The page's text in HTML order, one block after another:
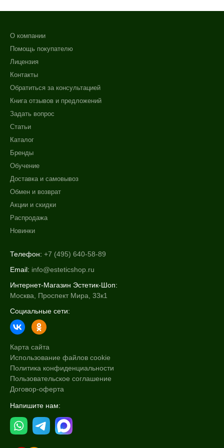
О компании
Помощь покупателю
Лицензия
Контакты
Обратиться за консультацией
Книга отзывов и предложений
Задать вопрос
Статьи
Каталог
Бренды
Обучение
Доставка и самовывоз
Обмен и возврат
Акции и скидки
Распродажа
Новинки
Телефон: +7 (495) 640-58-89
Email: info@esteticshop.ru
Интернет-Магазин Эстетик-Шоп:
Москва, Проспект Мира, 33к1
Социальные сети:
Карта сайта
Использование файлов cookie
Политика конфиденциальности
Пользовательское соглашение
Договор-оферта
Напишите нам: